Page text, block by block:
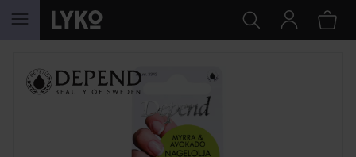
HOPPA TILL INNEHÅLLET